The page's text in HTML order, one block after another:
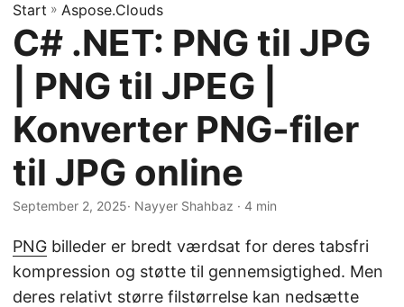
n
a
v
g
a
t
i
o
n
Start » Aspose.Clouds
C# .NET: PNG til JPG
| PNG til JPEG |
Konverter PNG-filer
til JPG online
September 2, 2025· Nayyer Shahbaz · 4 min
PNG billeder er bredt værdsat for deres tabsfri
kompression og støtte til gennemsigtighed. Men
deres relativt større filstørrelse kan nedsætte